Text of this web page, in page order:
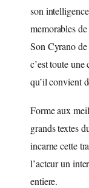
son
memorables
Son Cyrano de
c’est toute une
qu’il convient
Forme aux
grands textes
incarne cette
l’acteur un
entiere.